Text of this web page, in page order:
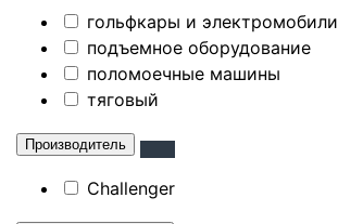
гольфкары и электромобили
подъемное оборудование
поломоечные машины
тяговый
Производитель
Challenger